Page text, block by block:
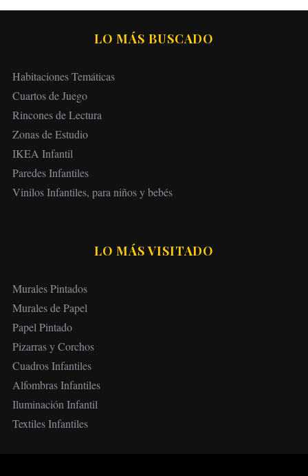
LO MÁS BUSCADO
Habitaciones Temáticas
Cuartos de Juego
Rincones de Lectura
Zonas de Estudio
IKEA Infantil
Paredes Infantiles
Vinilos Infantiles, para niños y bebés
LO MÁS VISITADO
Murales Pintados
Murales de Papel
Papel Pintado
Pizarras y Corchos
Cuadros Infantiles
Alfombras Infantiles
Iluminación Infantil
Textiles Infantiles